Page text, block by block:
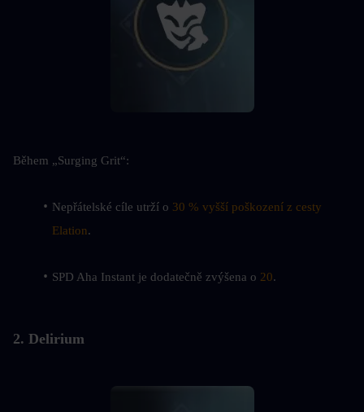
Během „Surging Grit“:
Nepřátelské cíle utrží o 30 % vyšší poškození z cesty
Elation.
SPD Aha Instant je dodatečně zvýšena o 20.
2. Delirium